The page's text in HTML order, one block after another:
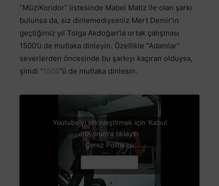
“MüziKoridor” listesinde Mabel Matiz ile olan şarkı
bulunsa da, siz dinlemediyseniz Mert Demir’in
geçtiğimiz yıl Tolga Akdoğan’la ortak çalışması
1500’ü de mutlaka dinleyin. Özellikle “Adamlar”
severlerden öncesinde bu şarkıyı kaçıran olduysa,
şimdi “1500”ü de mutlaka dinlesin.
Youtube'yi etkinleştirmek için 'Kabul
ediyorum'a tıklayın
Çerez Politikası